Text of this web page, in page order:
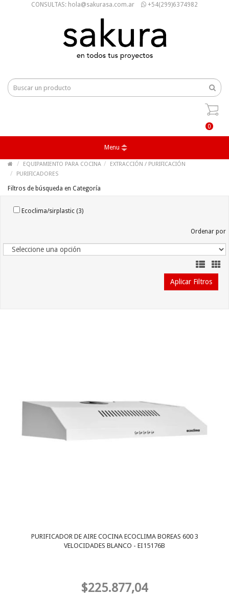
CONSULTAS: hola@sakurasa.com.ar +54(299)6374982
0
Menu
EQUIPAMIENTO PARA COCINA
EXTRACCIÓN / PURIFICACIÓN
PURIFICADORES
Filtros de búsqueda en Categoría
Ecoclima/sirplastic (3)
Ordenar por
PURIFICADOR DE AIRE COCINA ECOCLIMA BOREAS 600 3
VELOCIDADES BLANCO - EI15176B
$225.877,04